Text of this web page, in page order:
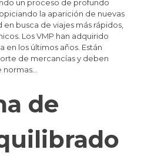
un proceso de profundo
la aparición de nuevas
busca de viajes más rápidos,
Los VMP han adquirido
en los últimos años. Están
de mercancías y deben
de